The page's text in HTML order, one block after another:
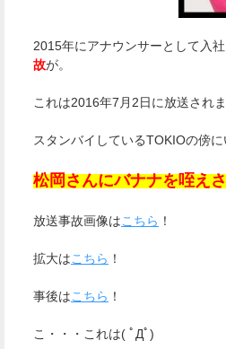
2015年にアナウンサーとして入
故が。
これは2016年7月2日に放送され
スタンバイしているTOKIOの傍
松岡さんにバナナを咥え
放送事故画像はこちら ！
拡大はこちら ！
事後はこちら ！
こ・・・これは( ﾟДﾟ)